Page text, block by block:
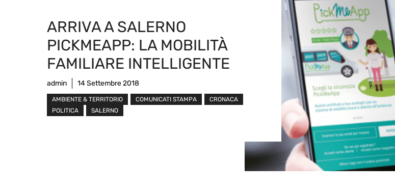
ARRIVA A SALERNO
PICKMEAPP: LA MOBILITÀ
FAMILIARE INTELLIGENTE
admin 14 Settembre 2018
AMBIENTE & TERRITORIO COMUNICATI STAMPA
CRONACA
POLITICA
SALERNO